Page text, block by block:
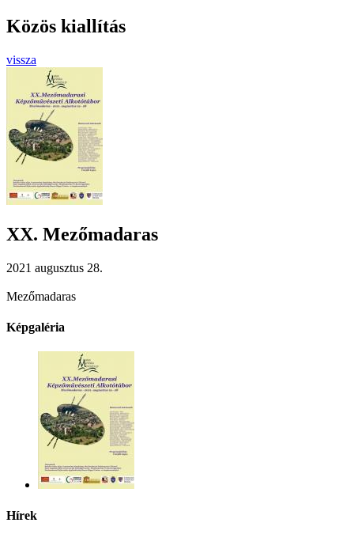
Közös kiallítás
vissza
XX. Mezőmadaras
2021 augusztus 28.
Mezőmadaras
Képgaléria
Hírek